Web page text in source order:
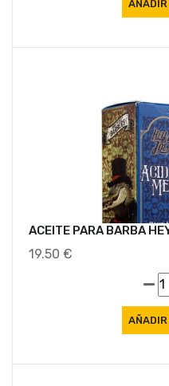
ACEITE PARA BARBA
19.50 €